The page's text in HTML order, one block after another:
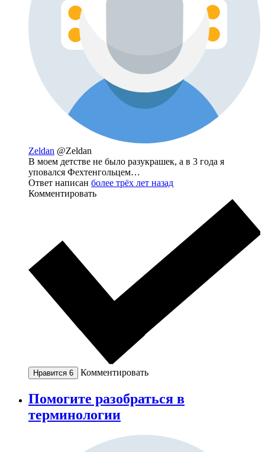
Zeldan @Zeldan
В моем детстве не было разукрашек, а в 3 года я
уповался Фехтенгольцем…
Ответ написан более трёх лет назад
Комментировать
Нравится 6 Комментировать
Помогите разобраться в
терминологии